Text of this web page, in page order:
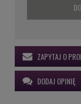
ZAPYTAJ O
DODAJ OPINIĘ